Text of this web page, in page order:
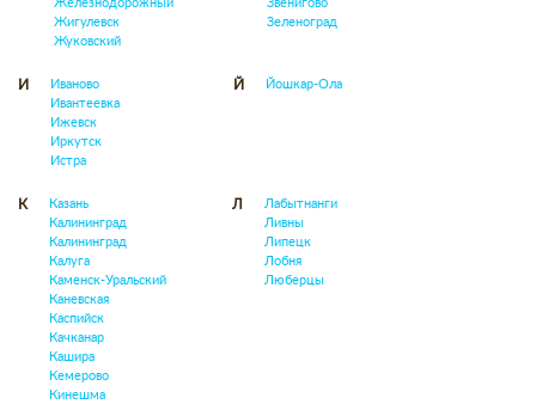
Железнодорожный
Жигулевск
Жуковский
Звенигово
Зеленоград
И
Иваново
Ивантеевка
Ижевск
Иркутск
Истра
Й Йошкар-Ола
К
Казань
Калининград
Калининград
Калуга
Каменск-Уральский
Каневская
Каспийск
Качканар
Кашира
Кемерово
Кинешма
Л
Лабытнанги
Ливны
Липецк
Лобня
Люберцы